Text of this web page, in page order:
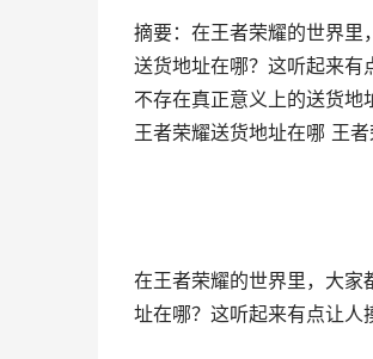
摘要：在王者荣耀的世界里
送货地址在哪？这听起来有
不存在真正意义上的送货地
王者荣耀送货地址在哪 王
在王者荣耀的世界里，大家
址在哪？这听起来有点让人